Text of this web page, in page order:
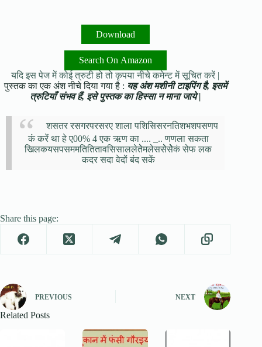
Download
Search On Amazon
यदि इस पेज में कोई त्रुटी हो तो कृपया नीचे कमेन्ट में सूचित करें |
पुस्तक का एक अंश नीचे दिया गया है : यह अंश मशीनी टाइपिंग है, इसमें
त्रुटियाँ संभव हैं, इसे पुस्तक का हिस्सा न माना जाये |
शसतर रसगरपरसरए शाला पशिसिसरनतिशभशपसणप
कं करें था हे ए00% 4 एक ऋण का .... _.. णणला सकता
खिलकयसपसममतितितावसिसाललेतेेमलेससेेसेेेेकं सेफ लक
कदर सदा वेदों बंद सकें
Share this page:
PREVIOUS NEXT
Related Posts